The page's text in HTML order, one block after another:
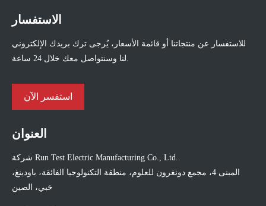
الاستفسار
للاستفسار عن منتجاتنا أو قائمة الأسعار، يُرجى ترك بريدك الإلكتروني
استفسر الآن
العنوان
شركة Run Test Electric Manufacturing Co., Ltd.
المبنى 4، مجمع دونغرون للعلوم، منطقة التكنولوجيا الفائقة، باودينغ،
خبي، الصين